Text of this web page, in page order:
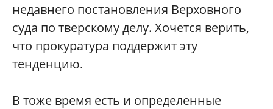
недавнего постановления Верховного
суда по тверскому делу. Хочется верить,
что прокуратура поддержит эту
тенденцию.
В тоже время есть и определенные